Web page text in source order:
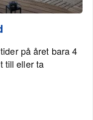
på året bara 4
till eller ta